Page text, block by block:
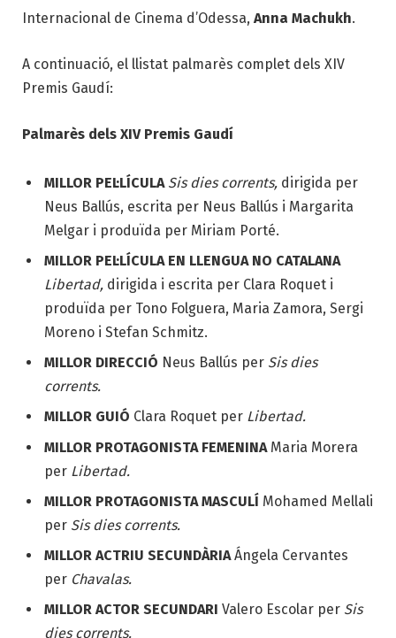
Internacional de Cinema d’Odessa, Anna Machukh.
A continuació, el llistat palmarès complet dels XIV
Premis Gaudí:
Palmarès dels XIV Premis Gaudí
MILLOR PEL·LÍCULA Sis dies corrents, dirigida per
Neus Ballús, escrita per Neus Ballús i Margarita
Melgar i produïda per Miriam Porté.
MILLOR PEL·LÍCULA EN LLENGUA NO CATALANA
Libertad, dirigida i escrita per Clara Roquet i
produïda per Tono Folguera, Maria Zamora, Sergi
Moreno i Stefan Schmitz.
MILLOR DIRECCIÓ Neus Ballús per Sis dies
corrents.
MILLOR GUIÓ Clara Roquet per Libertad.
MILLOR PROTAGONISTA FEMENINA Maria Morera
per Libertad.
MILLOR PROTAGONISTA MASCULÍ Mohamed Mellali
per Sis dies corrents.
MILLOR ACTRIU SECUNDÀRIAÁngela Cervantes
per Chavalas.
MILLOR ACTOR SECUNDARI Valero Escolar per Sis
dies corrents.